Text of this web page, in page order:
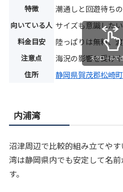
特徴 潮通しと回遊待ち
向いている人 サイズも意識した
料金目安 陸っぱりは無料、
注意点 海況の影響を受け
住所 静岡県賀茂郡松崎
スクロールで
内浦湾
沼津周辺で比較的組み立てや
湾は静岡県内でも安定して名
す。